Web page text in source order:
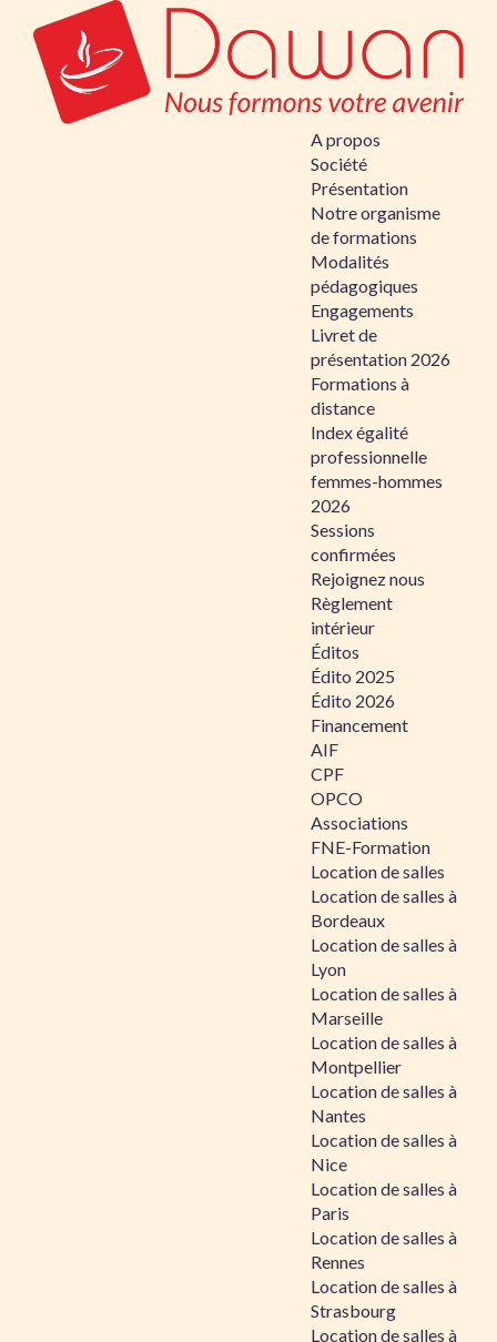
A propos
Société
Présentation
Notre organisme
de formations
Modalités
pédagogiques
Engagements
Livret de
présentation 2026
Formations à
distance
Index égalité
professionnelle
femmes-hommes
2026
Sessions
confirmées
Rejoignez nous
Règlement
intérieur
Éditos
Édito 2025
Édito 2026
Financement
AIF
CPF
OPCO
Associations
FNE-Formation
Location de salles
Location de salles à
Bordeaux
Location de salles à
Lyon
Location de salles à
Marseille
Location de salles à
Montpellier
Location de salles à
Nantes
Location de salles à
Nice
Location de salles à
Paris
Location de salles à
Rennes
Location de salles à
Strasbourg
Location de salles à